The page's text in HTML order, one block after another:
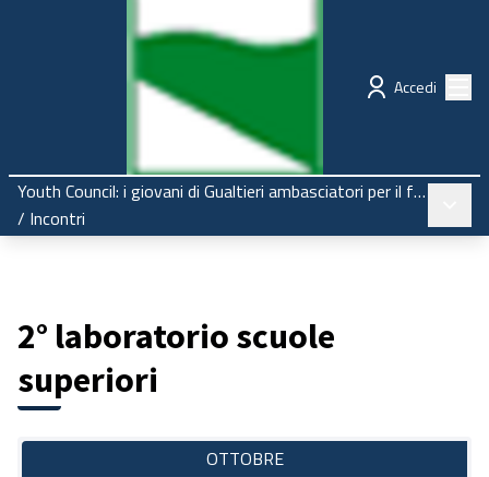
Regione Emilia-Romagna Partecipazione
Accedi
Youth Council: i giovani di Gualtieri ambasciatori per il futuro
/ Incontri
2° laboratorio scuole
superiori
OTTOBRE